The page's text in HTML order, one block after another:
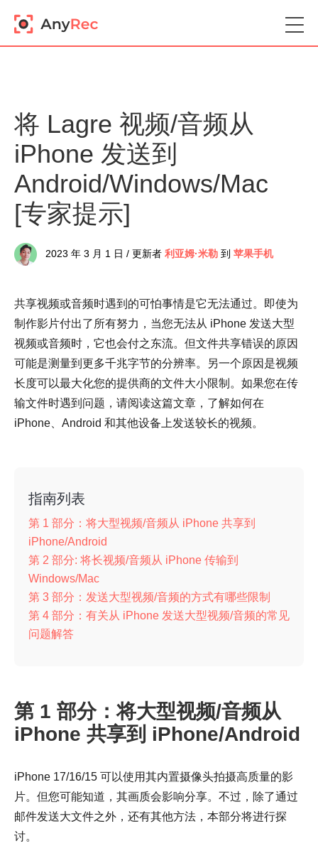
将 Lagre 视频/音频从
iPhone 发送到
Android/Windows/Mac
[专家提示]
2023 年 3 月 1 日 / 更新者 利亚姆·米勒 到 苹果手机
共享视频或音频时遇到的可怕事情是它无法通过。即使为
制作影片付出了所有努力，当您无法从 iPhone 发送大型
视频或音频时，它也会付之东流。但文件共享错误的原因
可能是测量到更多千兆字节的分辨率。另一个原因是视频
长度可以最大化您的提供商的文件大小限制。如果您在传
输文件时遇到问题，请阅读这篇文章，了解如何在
iPhone、Android 和其他设备上发送较长的视频。
指南列表
第 1 部分：将大型视频/音频从 iPhone 共享到
iPhone/Android
第 2 部分: 将长视频/音频从 iPhone 传输到
Windows/Mac
第 3 部分：发送大型视频/音频的方式有哪些限制
第 4 部分：有关从 iPhone 发送大型视频/音频的常见
问题解答
第 1 部分：将大型视频/音频从
iPhone 共享到 iPhone/Android
iPhone 17/16/15 可以使用其内置摄像头拍摄高质量的影
片。但您可能知道，其画质会影响分享。不过，除了通过
邮件发送大文件之外，还有其他方法，本部分将进行探
讨。